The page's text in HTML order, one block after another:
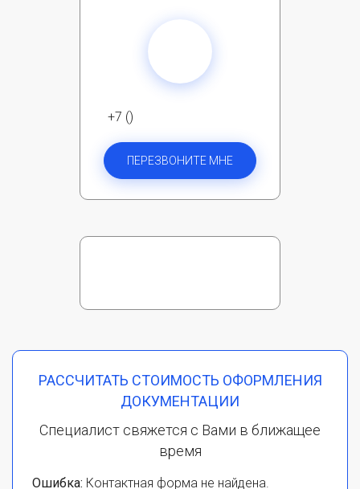
+7 ()
ПЕРЕЗВОНИТЕ МНЕ
РАССЧИТАТЬ СТОИМОСТЬ ОФОРМЛЕНИЯ
ДОКУМЕНТАЦИИ
Специалист свяжется с Вами в ближащее
время
Ошибка: Контактная форма не найдена.